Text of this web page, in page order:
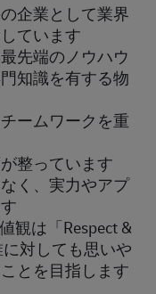
企業として業界
ています
先端のノウハウ
知識を有する物
ームワークを重
整っています
く、実力やアプ
観は「Respect &
対しても思いや
とを目指します